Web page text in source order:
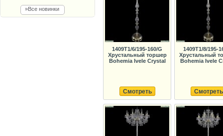
»Все новинки
1409T1/6/195-160/G
Хрустальный торшер
Bohemia Ivele Crystal
Смотреть
1409T1/8/195-
Хрустальный
Bohemia Ivele
Смотреть